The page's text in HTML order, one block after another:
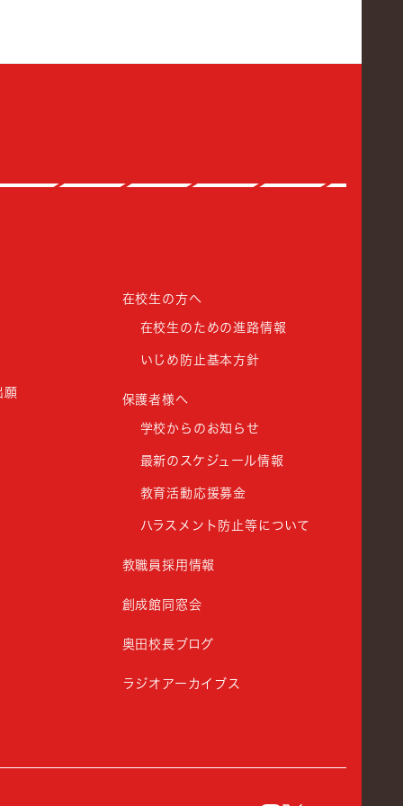
願
在校生の方へ
在校生のための進路情報
いじめ防止基本方針
保護者様へ
学校からのお知らせ
最新のスケジュール情報
教育活動応援募金
ハラスメント防止等について
教職員採用情報
創成館同窓会
奥田校長ブログ
ラジオアーカイブス